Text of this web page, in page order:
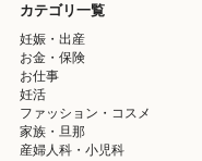
カテゴリ一覧
妊娠・出産
お金・保険
お仕事
妊活
ファッション・コスメ
家族・旦那
産婦人科・小児科